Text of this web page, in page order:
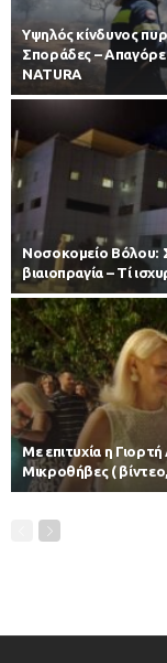
Υψηλός κίνδυνος
Σποράδες –
NATURA
Νοσοκομείο Βόλου:
βιαιοπραγία – Τί
Με επιτυχία η
Μικροθήβες (